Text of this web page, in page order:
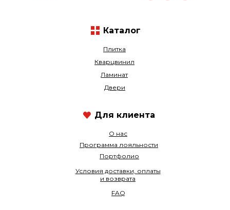
Плитка
Кварцвинил
О нас
Ламинат
Программа лояльности
Двери
Портфолио
Условия доставки, оплаты
и возврата
FAQ
Каталог
Для клиента